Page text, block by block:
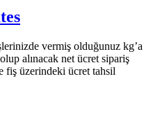
vermiş olduğunuz kg’a
alınacak net ücret sipariş
fiş üzerindeki ücret tahsil